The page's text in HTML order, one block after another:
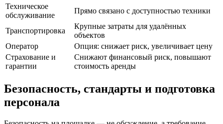
Техническое
обслуживание
Прямо связано с доступностью техники
Транспортировка
Крупные затраты для удалённых
объектов
Оператор
Опция: снижает риск, увеличивает цену
Страхование и
гарантии
Снижают финансовый риск, повышают
стоимость аренды
Безопасность, стандарты и подготовка
персонала